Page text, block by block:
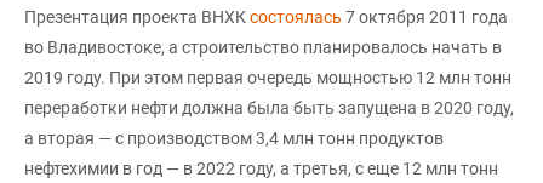
Презентация проекта ВНХКсостоялась 7 октября 2011 года
во Владивостоке, а строительство планировалось начать в
2019 году. При этом первая очередь мощностью 12 млн тонн
переработки нефти должна была быть запущена в 2020 году,
а вторая — с производством 3,4 млн тонн продуктов
нефтехимии в год — в 2022 году, а третья, с еще 12 млн тонн